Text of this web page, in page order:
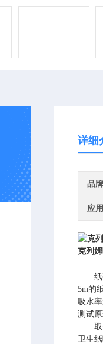
详细
品牌
应
克列
5m的
吸水
测试
卫生